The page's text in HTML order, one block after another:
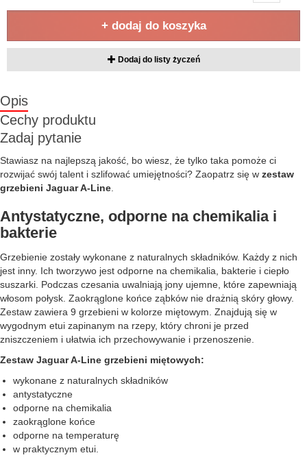
+ dodaj do koszyka
Dodaj do listy życzeń
Opis
Cechy produktu
Zadaj pytanie
Stawiasz na najlepszą jakość, bo wiesz, że tylko taka pomoże ci
rozwijać swój talent i szlifować umiejętności? Zaopatrz się w zestaw
grzebieni Jaguar A-Line
Antystatyczne, odporne na chemikalia i
bakterie
Grzebienie zostały wykonane z naturalnych składników. Każdy z nich
jest inny. Ich tworzywo jest odporne na chemikalia, bakterie i ciepło
suszarki. Podczas czesania uwalniają jony ujemne, które zapewniają
włosom połysk. Zaokrąglone końce ząbków nie drażnią skóry głowy.
Zestaw zawiera 9 grzebieni w kolorze miętowym. Znajdują się w
wygodnym etui zapinanym na rzepy, który chroni je przed
zniszczeniem i ułatwia ich przechowywanie i przenoszenie.
Zestaw Jaguar A-Line grzebieni miętowych:
wykonane z naturalnych składników
antystatyczne
odporne na chemikalia
zaokrąglone końce
odporne na temperaturę
w praktycznym etui.